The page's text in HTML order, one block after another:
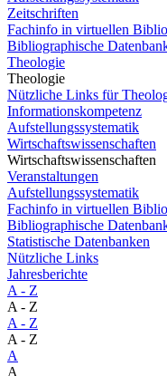
Zeitschriften
Fachinfo in virtuellen
Bibliographische
Theologie
Theologie
Nützliche Links für
Informationskompetenz
Aufstellungssystematik
Wirtschaftswissenschaften
Wirtschaftswissenschaften
Veranstaltungen
Aufstellungssystematik
Fachinfo in virtuellen
Bibliographische
Statistische Datenbanken
Nützliche Links
Jahresberichte
A - Z
A - Z
A - Z
A - Z
A
A